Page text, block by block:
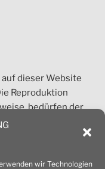
wir Technologien
auf dieser Website
Reproduktion
bedürfen der
Nutzung ist
des